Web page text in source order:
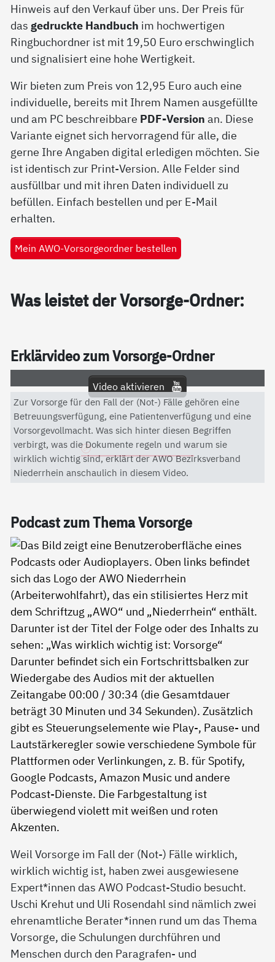
Hinweis auf den Verkauf über uns. Der Preis für
das gedruckte Handbuch im hochwertigen
Ringbuchordner ist mit 19,50 Euro erschwinglich
und signalisiert eine hohe Wertigkeit.
Wir bieten zum Preis von 12,95 Euro auch eine
individuelle, bereits mit Ihrem Namen ausgefüllte
und am PC beschreibbare PDF-Version an. Diese
Variante eignet sich hervorragend für alle, die
gerne Ihre Angaben digital erledigen möchten. Sie
ist identisch zur Print-Version. Alle Felder sind
ausfüllbar und mit ihren Daten individuell zu
befüllen. Einfach bestellen und per E-Mail
erhalten.
Mein AWO-Vorsorgeordner bestellen
Was leis­tet der Vor­sor­ge-Ord­ner:
Er­klär­vi­deo zum Vor­sor­ge-Ord­ner
Video aktivieren
Mit dem Aktivieren des Videos akzeptieren Sie die
Datenschutzerklärung von YouTube.
Datenschutzerklärung
Zur Vorsorge für den Fall der (Not-) Fälle gehören eine
Betreuungsverfügung, eine Patientenverfügung und eine
Vorsorgevollmacht. Was sich hinter diesen Begriffen
verbirgt, was die Dokumente regeln und warum sie
wirklich wichtig sind, erklärt der AWO Bezirksverband
Niederrhein anschaulich in diesem Video.
Pod­cast zum The­ma Vor­sor­ge
Weil Vorsorge im Fall der (Not-) Fälle wirklich,
wirklich wichtig ist, haben zwei ausgewiesene
Expert*innen das AWO Podcast-Studio besucht.
Uschi Krehut und Uli Rosendahl sind nämlich zwei
ehrenamtliche Berater*innen rund um das Thema
Vorsorge, die Schulungen durchführen und
Menschen durch den Paragrafen- und